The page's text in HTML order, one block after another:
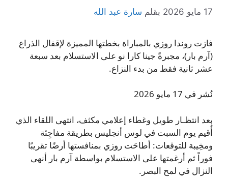
17 مايو 2026 بقلم سارة عبد الله
فازت روندا روزي بالمباراة بخطتها المميزة لإقفال الذراع
(آرم بار)، مجبرةً جينا كارا نو على الاستسلام بعد سبعة
عشر ثانية فقط من بدء النزاع.
نُشر في 17 مايو 2026
بعد انتظـار طويل وغطاء إعلامي مكثف، انتهى اللقاء الذي
أُقيم يوم السبت في لوس أنجليس بطريقة مفاجِئة
ومخِيبة للتوقعات: أطاحَت روزي بمنافستها أرضًا تقريبًا
فوراً ثم أرغمتها على الاستسلام بواسطة آرم بار أنهى
النزال في لمح البصر.